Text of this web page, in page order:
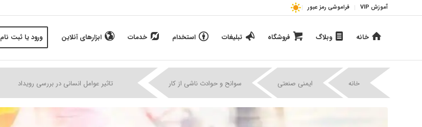
آموزش VIP فراموشی رمز عبور
خانه وبلاگ فروشگاه تبلیغات استخدام خدمات ابزارهای آنلاین ورود یا ثبت نام
خانه ایمنی صنعتی | سوانح و حوادث ناشی از کار تاثیر عوامل انسانی در بررسی رویداد